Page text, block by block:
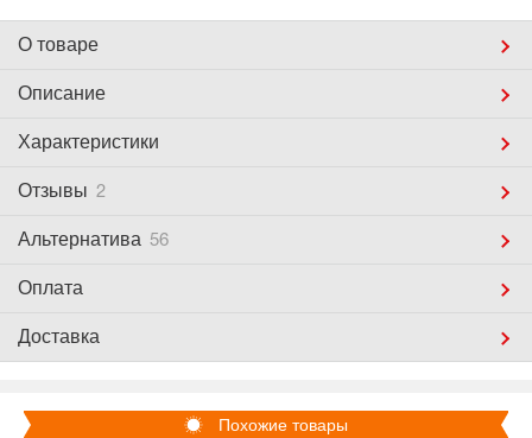
О товаре
Описание
Характеристики
Отзывы 2
Альтернатива 56
Оплата
Доставка
Похожие товары